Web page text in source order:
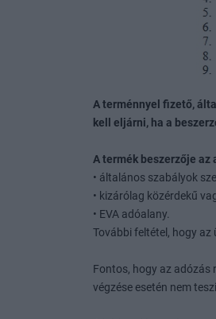
A terménnyel fizető,
kell eljárni, ha a
A termék beszerzője
• általános szabályok
• kizárólag közérdekű
• EVA adóalany.
További feltétel, hogy
Fontos, hogy az adózás
végzése esetén nem